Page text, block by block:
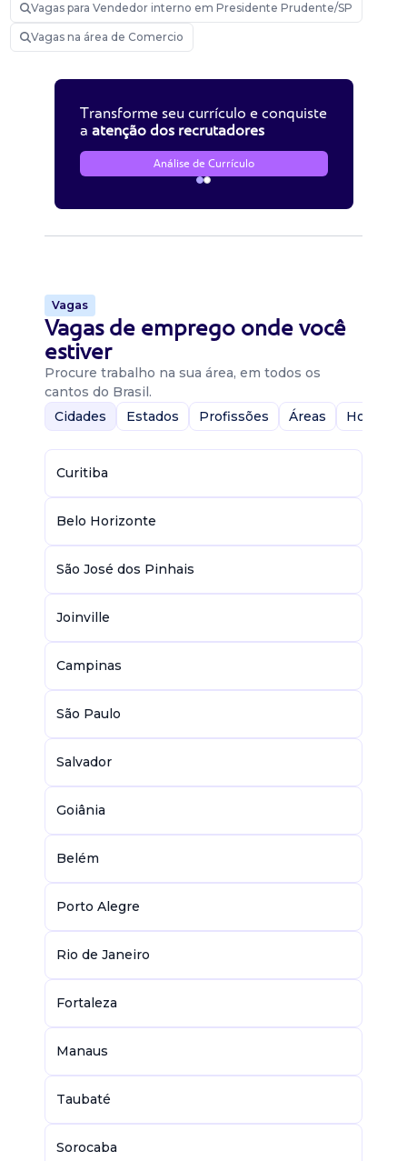
Vagas para Vendedor interno em Presidente Prudente/SP
Vagas na área de Comercio
Transforme seu currículo e conquiste
a atenção dos recrutadores
Análise de Currículo
Vagas
Vagas de emprego onde você
estiver
Procure trabalho na sua área, em todos os
cantos do Brasil.
Cidades
Estados Profissões Áreas Home-
Curitiba
Belo Horizonte
São José dos Pinhais
Joinville
Campinas
São Paulo
Salvador
Goiânia
Belém
Porto Alegre
Rio de Janeiro
Fortaleza
Manaus
Taubaté
Sorocaba